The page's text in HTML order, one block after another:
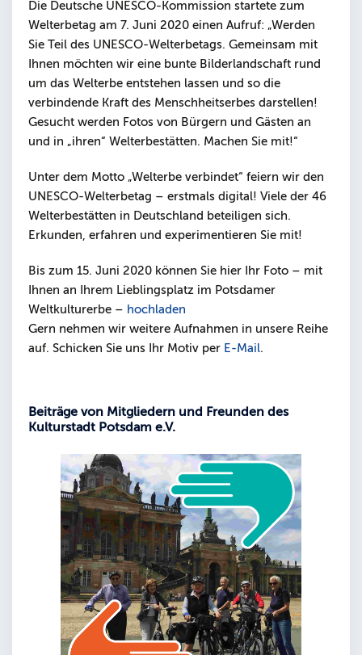
Die Deutsche UNESCO-Kommission startete zum
Welterbetag am 7. Juni 2020 einen Aufruf: „Werden
Sie Teil des UNESCO-Welterbetags. Gemeinsam mit
Ihnen möchten wir eine bunte Bilderlandschaft rund
um das Welterbe entstehen lassen und so die
verbindende Kraft des Menschheitserbes darstellen!
Gesucht werden Fotos von Bürgern und Gästen an
und in „ihren“ Welterbestätten. Machen Sie mit!“
Unter dem Motto „Welterbe verbindet“ feiern wir den
UNESCO-Welterbetag – erstmals digital! Viele der 46
Welterbestätten in Deutschland beteiligen sich.
Erkunden, erfahren und experimentieren Sie mit!
Bis zum 15. Juni 2020 können Sie hier Ihr Foto – mit
Ihnen an Ihrem Lieblingsplatz im Potsdamer
Weltkulturerbe – hochladen
Gern nehmen wir weitere Aufnahmen in unsere Reihe
auf. Schicken Sie uns Ihr Motiv per E-Mail.
Beiträge von Mitgliedern und Freunden des
Kulturstadt Potsdam e.V.